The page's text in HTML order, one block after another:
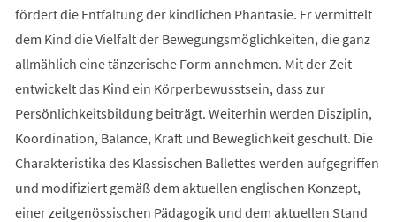
fördert die Entfaltung der kindlichen Phantasie. Er vermittelt
dem Kind die Vielfalt der Bewegungsmöglichkeiten, die ganz
allmählich eine tänzerische Form annehmen. Mit der Zeit
entwickelt das Kind ein Körperbewusstsein, dass zur
Persönlichkeitsbildung beiträgt. Weiterhin werden Disziplin,
Koordination, Balance, Kraft und Beweglichkeit geschult. Die
Charakteristika des Klassischen Ballettes werden aufgegriffen
und modifiziert gemäß dem aktuellen englischen Konzept,
einer zeitgenössischen Pädagogik und dem aktuellen Stand